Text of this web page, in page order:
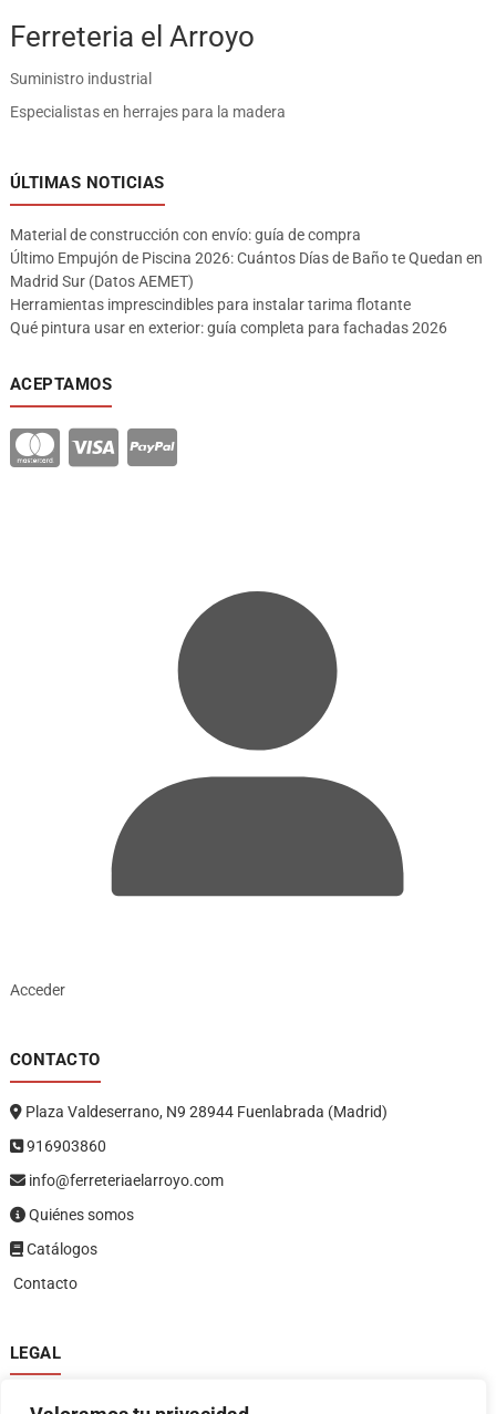
Ferreteria el Arroyo
Suministro industrial
Especialistas en herrajes para la madera
ÚLTIMAS NOTICIAS
Material de construcción con envío: guía de compra
Último Empujón de Piscina 2026: Cuántos Días de Baño te Quedan en
Madrid Sur (Datos AEMET)
Herramientas imprescindibles para instalar tarima flotante
Qué pintura usar en exterior: guía completa para fachadas 2026
ACEPTAMOS
Acceder
CONTACTO
Plaza Valdeserrano, N9 28944 Fuenlabrada (Madrid)
916903860
info@ferreteriaelarroyo.com
Quiénes somos
Catálogos
Contacto
LEGAL
Política de privacidad